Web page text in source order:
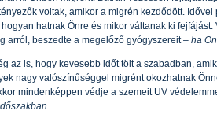
voltak, amikor a migrén kezdődött.
hatnak Önre és mikor váltanak ki fejfájást.
arról, beszedte a megelőző gyógyszereit– ha
az is, hogy kevesebb időt tölt a szabadban,
nagy valószínűséggel migrént okozhatnak
mindenképpen védje a szemeit UV
.